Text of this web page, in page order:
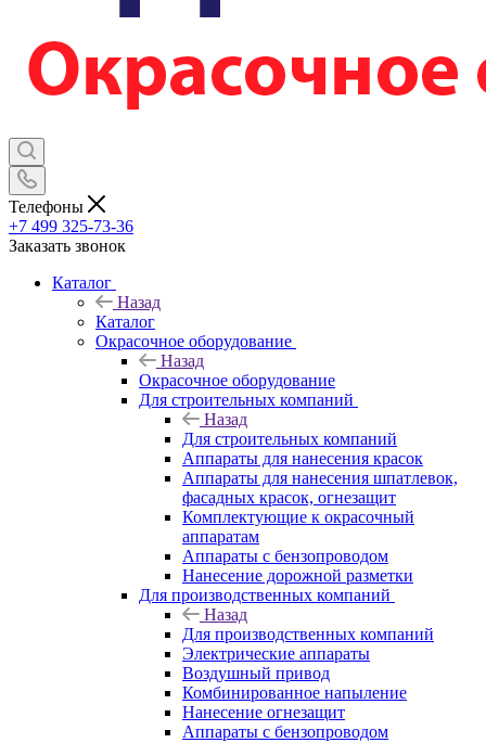
Телефоны
+7 499 325-73-36
Заказать звонок
Каталог
Назад
Каталог
Окрасочное оборудование
Назад
Окрасочное оборудование
Для строительных компаний
Назад
Для строительных компаний
Аппараты для нанесения красок
Аппараты для нанесения шпатлевок,
фасадных красок, огнезащит
Комплектующие к окрасочный
аппаратам
Аппараты с бензопроводом
Нанесение дорожной разметки
Для производственных компаний
Назад
Для производственных компаний
Электрические аппараты
Воздушный привод
Комбинированное напыление
Нанесение огнезащит
Аппараты с бензопроводом